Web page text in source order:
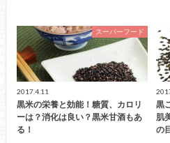
スーパーフード
2017.4.11
黒米の栄養と効能！糖質、カロリ
ーは？消化は良い？黒米甘酒もあ
る！
黒
肌
の